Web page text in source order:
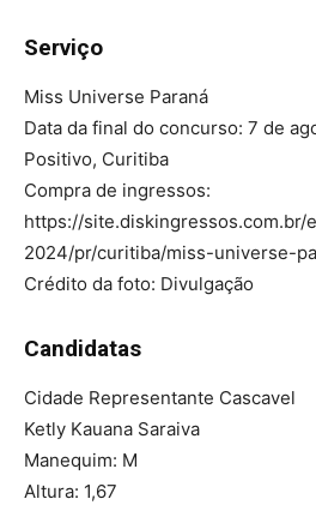
Serviço
Miss Universe Paraná
Data da final do concurso: 7 de
Positivo, Curitiba
Compra de ingressos:
https://
2024/pr/curitiba/miss-universe-
Crédito da foto: Divulgação
Candidatas
Cidade Representante Cascavel
Ketly Kauana Saraiva
Manequim: M
Altura: 1,67